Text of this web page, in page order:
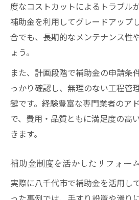
度なコストカットによるトラブル
補助金を利用してグレードアップ
合でも、長期的なメンテナンス性
ょう。
また、計画段階で補助金の申請条
っかり確認し、無理のない工程管
鍵です。経験豊富な専門業者のア
で、費用・品質ともに満足度の高
きます。
補助金制度を活かしたリフォー
実際に八千代市で補助金を活用し